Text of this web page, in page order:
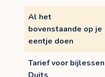
Al het
bovenstaande op je
eentje doen
Tarief voor bijlessen